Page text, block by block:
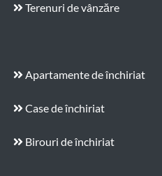
Terenuri de vânzăre
Apartamente de închiriat
Case de închiriat
Birouri de închiriat